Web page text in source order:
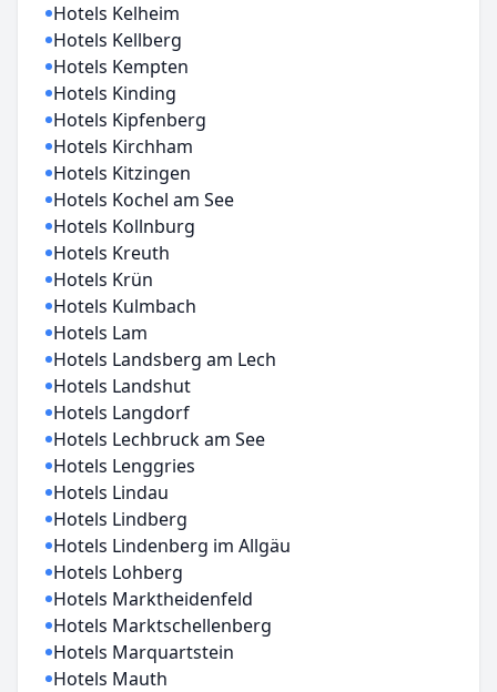
Hotels Kelheim
Hotels Kellberg
Hotels Kempten
Hotels Kinding
Hotels Kipfenberg
Hotels Kirchham
Hotels Kitzingen
Hotels Kochel am See
Hotels Kollnburg
Hotels Kreuth
Hotels Krün
Hotels Kulmbach
Hotels Lam
Hotels Landsberg am Lech
Hotels Landshut
Hotels Langdorf
Hotels Lechbruck am See
Hotels Lenggries
Hotels Lindau
Hotels Lindberg
Hotels Lindenberg im Allgäu
Hotels Lohberg
Hotels Marktheidenfeld
Hotels Marktschellenberg
Hotels Marquartstein
Hotels Mauth